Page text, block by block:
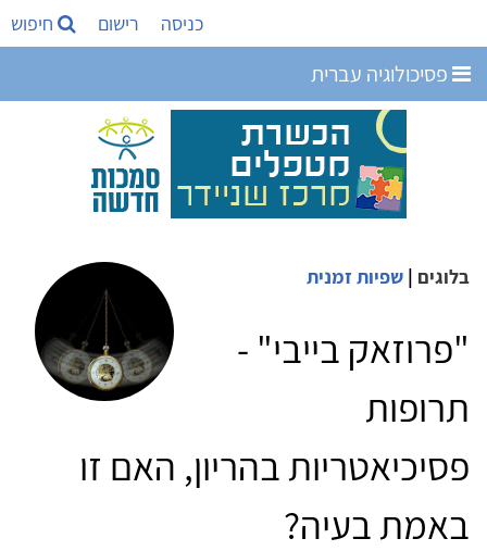
כניסה רישום חיפוש
פסיכולוגיה עברית
בלוגים | שפיות זמנית
"פרוזאק בייבי" -
תרופות
פסיכיאטריות בהריון, האם זו
באמת בעיה?